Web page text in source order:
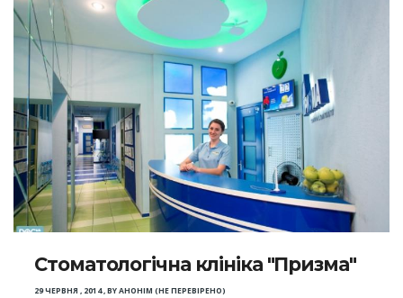
Стоматологічна клініка "Призма"
29 ЧЕРВНЯ , 2014,BYАНОНІМ (НЕ ПЕРЕВІРЕНО)